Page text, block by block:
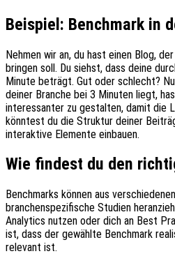
Beispiel: Benchmark in
Nehmen wir an, du hast einen Blog,
bringen soll. Du siehst, dass deine
Minute beträgt. Gut oder schlecht?
deiner Branche bei 3 Minuten liegt,
interessanter zu gestalten, damit die
könntest du die Struktur deiner
interaktive Elemente einbauen.
Wie findest du den
Benchmarks können aus
branchenspezifische Studien
Analytics nutzen oder dich an Best
ist, dass der gewählte Benchmark
relevant ist.